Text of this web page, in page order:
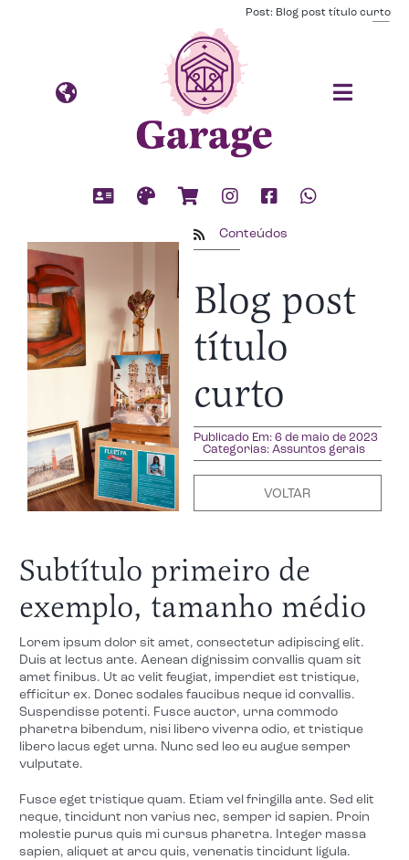
Post: Blog post título curto
Conteúdos
Blog post
título
curto
Publicado Em: 6 de maio de 2023
Categorias: Assuntos gerais
VOLTAR
Subtítulo primeiro de
exemplo, tamanho médio
Lorem ipsum dolor sit amet, consectetur adipiscing elit.
Duis at lectus ante. Aenean dignissim convallis quam sit
amet finibus. Ut ac velit feugiat, imperdiet est tristique,
efficitur ex. Donec sodales faucibus neque id convallis.
Suspendisse potenti. Fusce auctor, urna commodo
pharetra bibendum, nisi libero viverra odio, et tristique
libero lacus eget urna. Nunc sed leo eu augue semper
vulputate.
Fusce eget tristique quam. Etiam vel fringilla ante. Sed elit
neque, tincidunt non varius nec, semper id sapien. Proin
molestie purus quis mi cursus pharetra. Integer massa
sapien, aliquet at arcu quis, venenatis tincidunt ligula.